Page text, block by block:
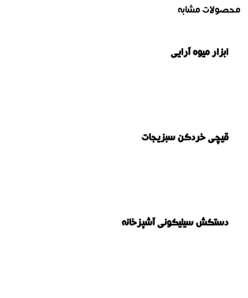
محصولات مشابه
ابزار میوه آرایی
قیچی خردکن سبزیجات
دستکش سیلیکونی آشپزخانه